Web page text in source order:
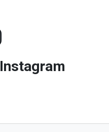
Instagram